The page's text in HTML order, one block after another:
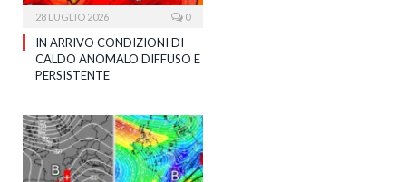
28 LUGLIO 2026 0
IN ARRIVO CONDIZIONI DI
CALDO ANOMALO DIFFUSO E
PERSISTENTE